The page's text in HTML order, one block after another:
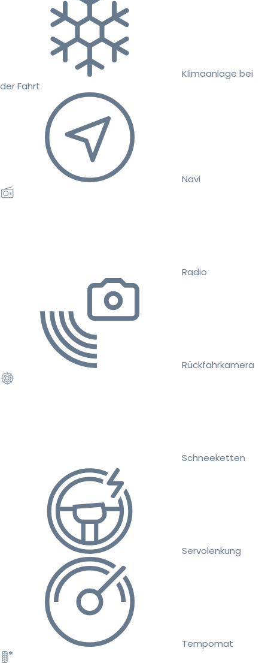
Klimaanlage bei
der Fahrt
Navi
Radio
Rückfahrkamera
Schneeketten
Servolenkung
Tempomat